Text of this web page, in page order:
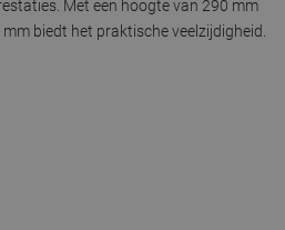
Met een hoogte van 290 mm
biedt het praktische veelzijdigheid.